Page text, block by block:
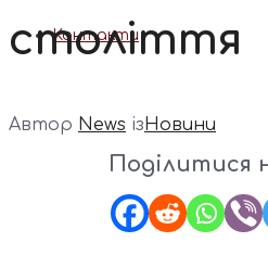
Контакти
століття
Автор News ізНовини
Поділитися